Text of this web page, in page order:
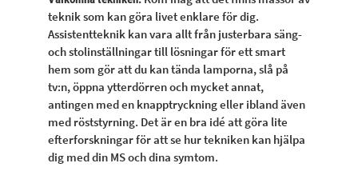
teknik som kan göra livet enklare för dig.
Assistentteknik kan vara allt från justerbara säng-
och stolinställningar till lösningar för ett smart
hem som gör att du kan tända lamporna, slå på
tv:n, öppna ytterdörren och mycket annat,
antingen med en knapptryckning eller ibland även
med röststyrning. Det är en bra idé att göra lite
efterforskningar för att se hur tekniken kan hjälpa
dig med din MS och dina symtom.